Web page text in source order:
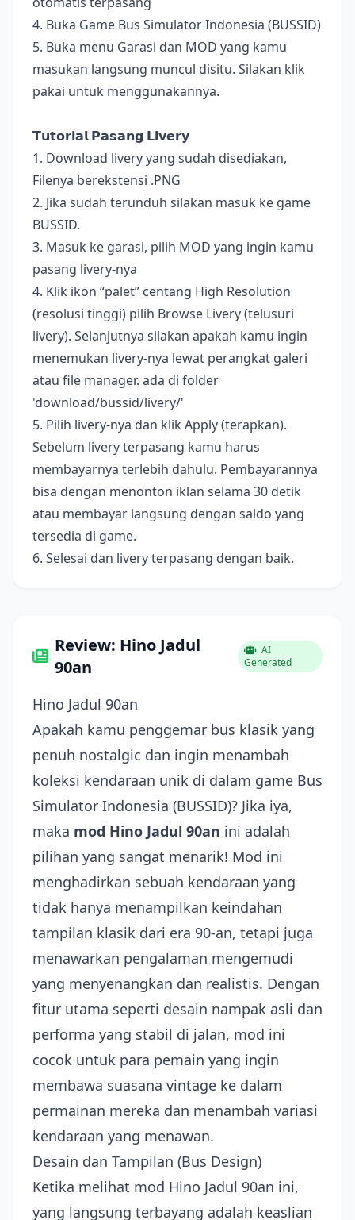
4. Buka Game Bus Simulator Indonesia (BUSSID)
5. Buka menu Garasi dan MOD yang kamu
masukan langsung muncul disitu. Silakan klik
pakai untuk menggunakannya.
𝗧𝘂𝘁𝗼𝗿𝗶𝗮𝗹 𝗣𝗮𝘀𝗮𝗻𝗴 𝗟𝗶𝘃𝗲𝗿𝘆
1. Download livery yang sudah disediakan,
Filenya berekstensi .PNG
2. Jika sudah terunduh silakan masuk ke game
BUSSID.
3. Masuk ke garasi, pilih MOD yang ingin kamu
pasang livery-nya
4. Klik ikon “palet” centang High Resolution
(resolusi tinggi) pilih Browse Livery (telusuri
livery). Selanjutnya silakan apakah kamu ingin
menemukan livery-nya lewat perangkat galeri
atau file manager. ada di folder
'download/bussid/livery/'
5. Pilih livery-nya dan klik Apply (terapkan).
Sebelum livery terpasang kamu harus
membayarnya terlebih dahulu. Pembayarannya
bisa dengan menonton iklan selama 30 detik
atau membayar langsung dengan saldo yang
tersedia di game.
6. Selesai dan livery terpasang dengan baik.
Review: Hino Jadul
90an
AI
Generated
Hino Jadul 90an
Apakah kamu penggemar bus klasik yang
penuh nostalgic dan ingin menambah
koleksi kendaraan unik di dalam game Bus
Simulator Indonesia (BUSSID)? Jika iya,
maka mod Hino Jadul 90an ini adalah
pilihan yang sangat menarik! Mod ini
menghadirkan sebuah kendaraan yang
tidak hanya menampilkan keindahan
tampilan klasik dari era 90-an, tetapi juga
menawarkan pengalaman mengemudi
yang menyenangkan dan realistis. Dengan
fitur utama seperti desain nampak asli dan
performa yang stabil di jalan, mod ini
cocok untuk para pemain yang ingin
membawa suasana vintage ke dalam
permainan mereka dan menambah variasi
kendaraan yang menawan.
Desain dan Tampilan (Bus Design)
Ketika melihat mod Hino Jadul 90an ini,
yang langsung terbayang adalah keaslian